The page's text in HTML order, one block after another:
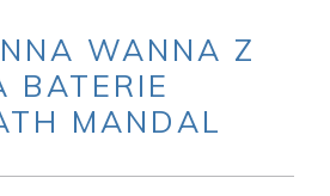
WANNA Z
BATERIE
MANDAL